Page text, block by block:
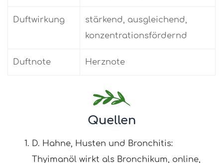
Duftwirkung
stärkend, ausgleichend,
konzentrationsfördernd
Duftnote Herznote
Quellen
D. Hahne, Husten und Bronchitis:
Thyimanöl wirkt als Bronchikum, online,